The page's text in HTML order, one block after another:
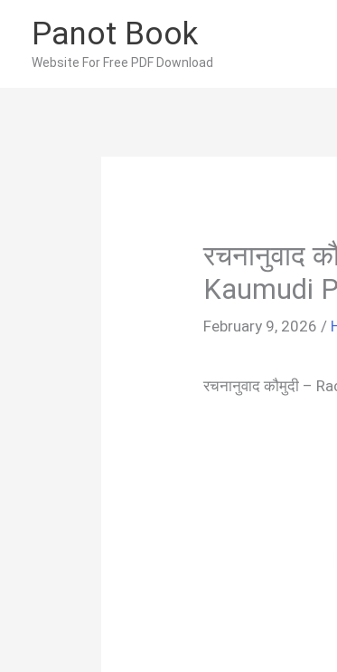
content
Panot Book
Website For Free PDF Download
रचनानुवाद
Kaumudi
February 9, 2026 /
रचनानुवाद कौमुदी –